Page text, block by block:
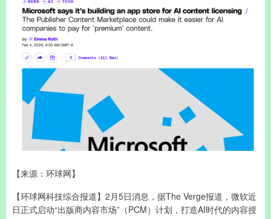
【来源：环球网】
【环球网科技综合报道】2月5日消息，据The Verge报道，微软近
日正式启动“出版商内容市场”（PCM）计划，打造AI时代的内容授